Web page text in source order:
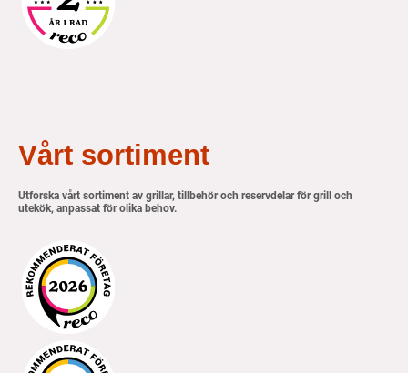
Vårt sortiment
Utforska vårt sortiment av grillar, tillbehör och reservdelar för grill och
utekök, anpassat för olika behov.